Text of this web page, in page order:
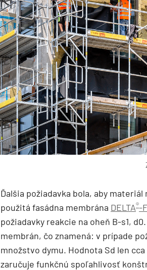
Ďalšia požiadavka bola, aby
použitá fasádna membrána DELTA®-
požiadavky reakcie na oheň B-s1,
membrán, čo znamená: v prípade
množstvo dymu. Hodnota Sd len
zaručuje funkčnú spoľahlivosť